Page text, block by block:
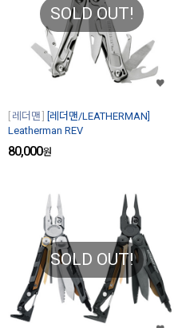
SOLD OUT!
레더맨
[레더맨/LEATHERMAN]
Leatherman REV
80,000원
SOLD OUT!